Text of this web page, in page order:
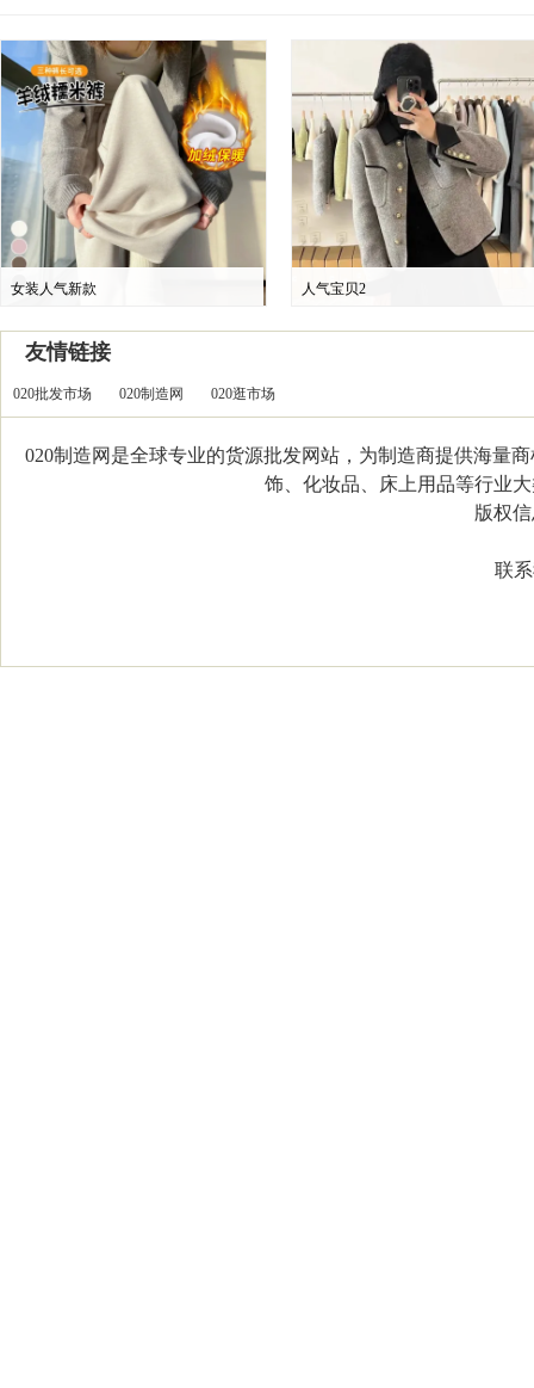
女装人气新款 人气宝贝2
友情链接
020批发市场 020制造网 020逛市场
020制造网是全球专业的货源批发网站，为制造商提供海量
饰、化妆品、床上用品等行业
版权信
联